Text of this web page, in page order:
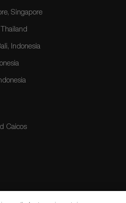
Singapore
Indonesia
Caicos